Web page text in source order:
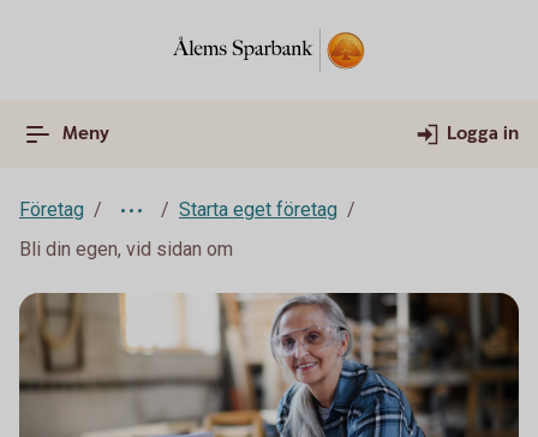
Meny Logga in
Företag
Starta eget företag
Bli din egen, vid sidan om